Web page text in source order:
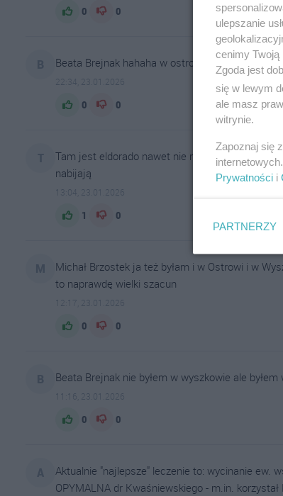
0 0
Beata Brejnak hahaha w ostrowi wielki szacun
22:34, 23.01.2026
0 0
Tam jest eldorado nawet nie można się
nabijają
13:04, 23.01.2026
1 0
Michał Brzostek ja też byłam i w Ostrowi i w
to naprawdę wielki szacun
12:17, 23.01.2026
0 0
Beata Brejnak nie byłem w wyszkowie ale
11:16, 23.01.2026
0 0
Aktualnie "najlepsze" leczenie to: wycinanie ew.
OPYMALNA dr Kwaśniewskiego - m.in.
ulepszanie
cenimy Twoją
Zgoda jest
się w lewym
ale masz
witrynie.
Zapoznaj się
Prywatności i
PARTNERZY